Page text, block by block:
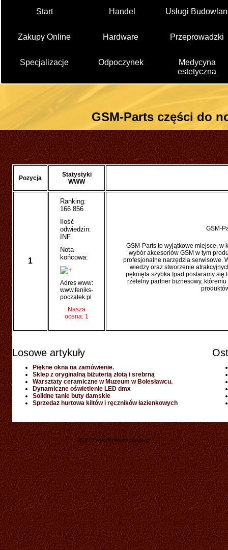
Start Handel Usługi
Zakupy Online Hardware Przeprowadzki
Specjalizacje Odpoczynek
Medycyna
estetyczna
GSM-Parts części do
Pozycja
Statystyki
WWW
1
Ranking:
166 856
Ilość
odwiedzin:
INF
Nota
końcowa:
Adres www:
www.feniks-
poczatek.pl
Nasza
ocena: 1
GSM-
GSM-Parts to wyjątkowe miejsce, w
wybór akcesoriów GSM w tym
profesjonalne narzędzia serwisowe.
wiedzy oraz stworzenie
pęknięta szybka Ipad postaramy się
rzetelny partner biznesowy,
Losowe artykuły
Piękne okna na zamówienie.
Sklep z oryginalną biżuterią złotą i srebrną
Warsztaty ceramiczne w Muzeum w Bolesławcu.
Dynamiczne oświetlenie LED dmx
Solidne tanie buty damskie
Sprzedaż hurtowa kiltów i ręczników łazienkowych
©2013 www.feniks-poczatek.pl